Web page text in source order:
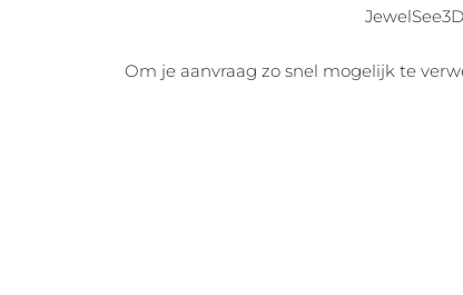
Om je aanvraag zo snel mogelijk te